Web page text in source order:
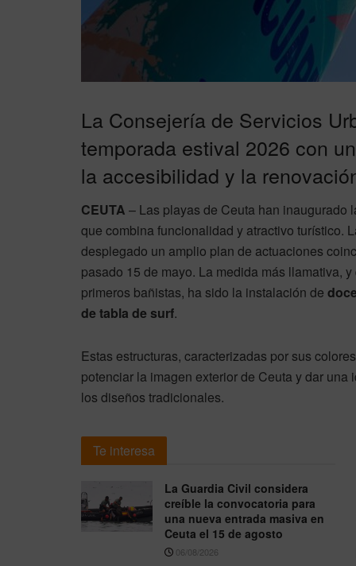
La Consejería de Servicios
temporada estival 2026 con
la accesibilidad y la
CEUTA – Las playas de Ceuta han inaugurado
que combina funcionalidad y atractivo turístico.
desplegado un amplio plan de actuaciones
pasado 15 de mayo. La medida más llamativa,
primeros bañistas, ha sido la instalación de
de tabla de surf.
Estas estructuras, caracterizadas por sus
potenciar la imagen exterior de Ceuta y dar
los diseños tradicionales.
Te interesa
La Guardia Civil considera
creíble la convocatoria para
una nueva entrada masiva en
Ceuta el 15 de agosto
06/08/2026